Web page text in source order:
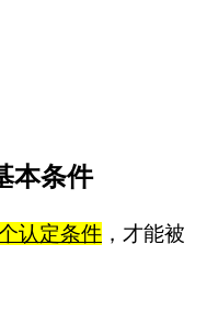
本条件
认定条件 ，才能被